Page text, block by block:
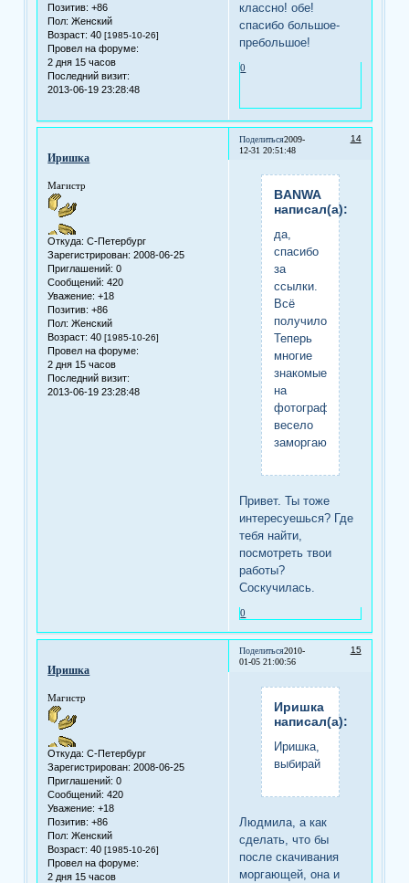
Позитив: +86
Пол: Женский
Возраст: 40[1985-10-26]
Провел на форуме:
2 дня 15 часов
Последний визит:
2013-06-19 23:28:48
классно! обе!
спасибо большое-
пребольшое!
0
Поделиться 14
2009-
12-31 20:51:48
Иришка
Магистр
Откуда: С-Петербург
Зарегистрирован: 2008-06-25
Приглашений: 0
Сообщений: 420
Уважение: +18
Позитив: +86
Пол: Женский
Возраст: 40[1985-10-26]
Провел на форуме:
2 дня 15 часов
Последний визит:
2013-06-19 23:28:48
BANWA
написал(а):
да,
спасибо
за
ссылки.
Всё
получилось.)))
Теперь
многие
знакомые
на
фотографиях
весело
заморгают.
Привет. Ты тоже
интересуешься? Где
тебя найти,
посмотреть твои
работы?
Соскучилась.
0
Поделиться 15
2010-
01-05 21:00:56
Иришка
Магистр
Откуда: С-Петербург
Зарегистрирован: 2008-06-25
Приглашений: 0
Сообщений: 420
Уважение: +18
Позитив: +86
Пол: Женский
Возраст: 40[1985-10-26]
Провел на форуме:
2 дня 15 часов
Иришка
написал(а):
Иришка,
выбирай
Людмила, а как
сделать, что бы
после скачивания
моргающей, она и